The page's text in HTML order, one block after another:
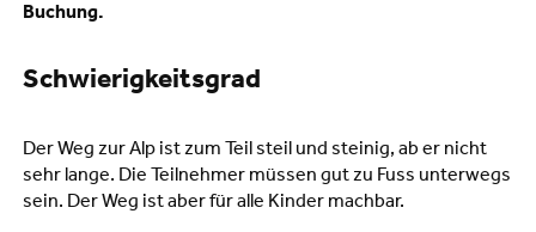
Buchung.
Schwierigkeitsgrad
Der Weg zur Alp ist zum Teil steil und steinig, ab er nicht
sehr lange. Die Teilnehmer müssen gut zu Fuss unterwegs
sein. Der Weg ist aber für alle Kinder machbar.